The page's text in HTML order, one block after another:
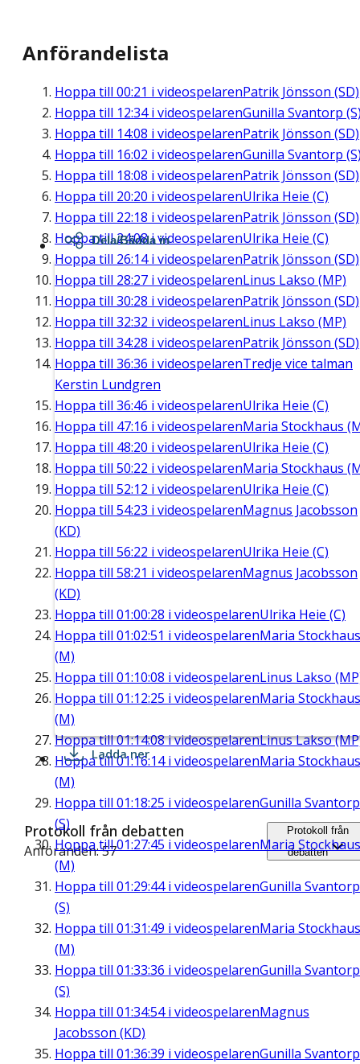
Anförandelista
Hoppa till 00:21 i videospelarenPatrik Jönsson (SD)
Hoppa till 12:34i videospelarenGunilla Svantorp
Hoppa till 14:08 i videospelarenPatrik Jönsson (SD)
Hoppa till 16:02 i videospelarenGunilla Svantorp
Hoppa till 18:08 i videospelarenPatrik Jönsson (SD)
Hoppa till 20:20 i videospelarenUlrika Heie (C)
Hoppa till 22:18 i videospelarenPatrik Jönsson (SD)
Hoppa till24:08i videospelarenUlrika Heie (C)
Hoppa till 26:14i videospelarenPatrik Jönsson (SD)
Hoppa till 28:27 i videospelarenLinus Lakso (MP)
Hoppa till 30:28 i videospelarenPatrik Jönsson (SD)
Hoppa till 32:32 i videospelarenLinus Lakso (MP)
Hoppa till 34:28 i videospelarenPatrik Jönsson (SD)
Hoppa till 36:36 i videospelarenTredje vice talman
Kerstin Lundgren
Hoppa till 36:46 i videospelarenUlrika Heie (C)
Hoppa till 47:16 i videospelarenMaria Stockhaus
Hoppa till 48:20 i videospelarenUlrika Heie (C)
Hoppa till 50:22 i videospelarenMaria Stockhaus
Hoppa till 52:12 i videospelarenUlrika Heie (C)
Hoppa till 54:23 i videospelarenMagnus Jacobsson
(KD)
Hoppa till 56:22 i videospelarenUlrika Heie (C)
Hoppa till 58:21 i videospelarenMagnus Jacobsson
(KD)
Hoppa till 01:00:28 i videospelarenUlrika Heie (C)
Hoppa till 01:02:51 i videospelarenMaria Stockhaus
(M)
Hoppa till 01:10:08 i videospelarenLinus Lakso
Hoppa till 01:12:25 i videospelarenMaria Stockhaus
(M)
Hoppa till01:14:08i videospelarenLinus Lakso
Hoppa till01:16:14i videospelarenMaria Stockhaus
(M)
Hoppa till 01:18:25 i videospelarenGunilla Svantorp
(S)
Hoppa till01:27:45 i videospelarenMaria Stockhaus
(M)
Hoppa till 01:29:44i videospelarenGunilla Svantorp
(S)
Hoppa till 01:31:49 i videospelarenMaria Stockhaus
(M)
Hoppa till 01:33:36 i videospelarenGunilla Svantorp
(S)
Hoppa till 01:34:54i videospelarenMagnus
Jacobsson (KD)
Hoppa till 01:36:39 i videospelarenGunilla Svantorp
Dela/Bädda in
Ladda ner
Protokoll från debatten
Anföranden: 57
Protokoll från
debatten